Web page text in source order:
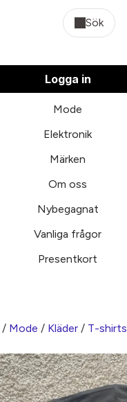
Sök
Logga in
Mode
Elektronik
Märken
Om oss
Nybegagnat
Vanliga frågor
Presentkort
/ Mode / Kläder / T-shirts